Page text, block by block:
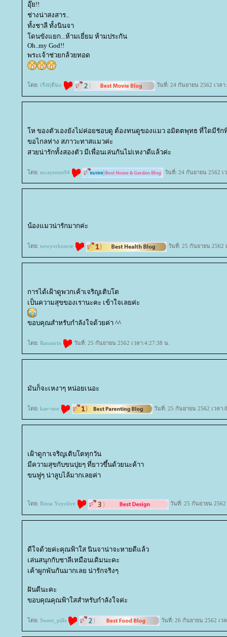
อุ๊ย!!
ช่างน่าสงสาร..
ทั้งชาลี ทั้งนินจา
ดนขังแยก...ห้ามเยี่ยม ห้ามประกัน
Oh..my God!!
พระเจ้าช่วยกล้วยทอด
ดย: เริงฤดีนะ วันที่: 24 กันยายน 2562 เวลา
ห ของตัวเองยังไม่ค่อยชอบดู ต้องทนดูของแมว อมิตตพุทธ ที่ใดมีรั
ขอไกลห่าง สภาวะทาสแมวค่ะ
สวยน่ารักทั้งสองตัว มีเพื่อนเล่นกันไม่เหงาดีแล้วค่ะ
ดย: mcayenne94 วันที่: 24 กันยายน 2562 เ
น้องแมวน่ารักมากค่ะ
ดย: newyorknurse วันที่: 25 กันยายน 2562
การได้เฝ้าดูพวกเค้าเจริญเติบโต
เป็นความสุขของเรานะคะ เข้าใจเลยค่ะ
ขอบคุณสำหรับกำลังใจด้วยค่า ^^
ดย: Rananrin วันที่: 25 กันยายน 2562 เวลา:4:27:38 น.
มันก็จะเหงาๆ หน่อยเนอะ
ดย: kae+aoe วันที่: 25 กันยายน 2562 เวลา
เฝ้าดูกาเจริญเติบโตทุกวัน
มีความสุขกับขนปุยๆ ที่ยาวขึ้นด้วยนะค้าา
ขนฟูๆ น่าลูบไล้มากเลยค่า
ดย: Rinsa Yoyolive วันที่: 25 กันยายน 2562
ดีใจด้วยค่ะคุณฟ้าใส นินจาน่าจะหายดีแล้ว
เล่นสนุกกับชาลีเหมือนเดิมนะคะ
เค้าผูกพันกันมากเลย น่ารักจริงๆ
ฝันดีนะคะ
ขอบคุณคุณฟ้าใสสำหรับกำลังใจค่ะ
ดย: Sweet_pills วันที่: 26 กันยายน 2562 เว